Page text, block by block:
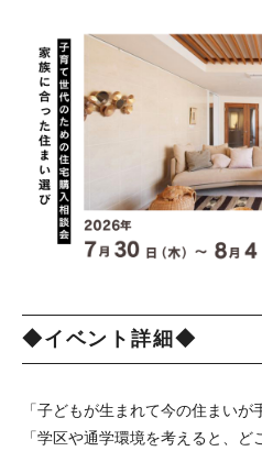
◆イベント詳細◆
「子どもが生まれて今の住まいが
「学区や通学環境を考えると、ど